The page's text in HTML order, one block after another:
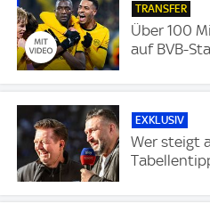
TRANSFER
Über 100
auf BVB-
EXKLUSIV
Wer steigt